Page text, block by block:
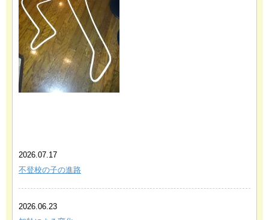
2026.07.17
不登校の子の進路
2026.06.23